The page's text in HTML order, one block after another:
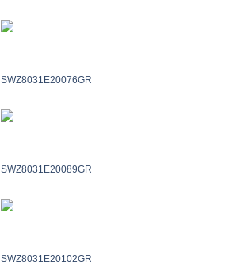
SWZ8031E20076GR
SWZ8031E20089GR
SWZ8031E20102GR